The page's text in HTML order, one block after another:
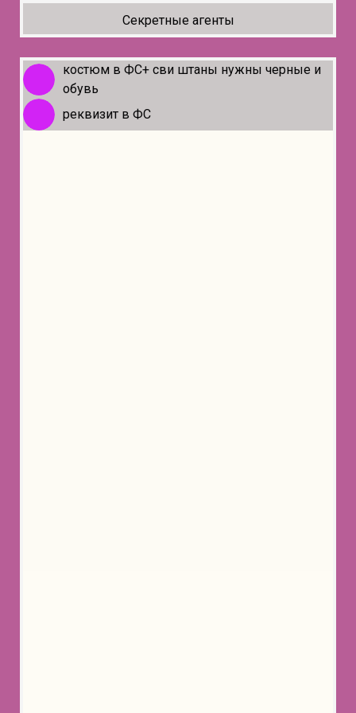
Секретные агенты
костюм в ФС+ сви штаны нужны черные и
обувь
реквизит в ФС